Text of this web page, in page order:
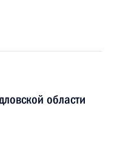
области